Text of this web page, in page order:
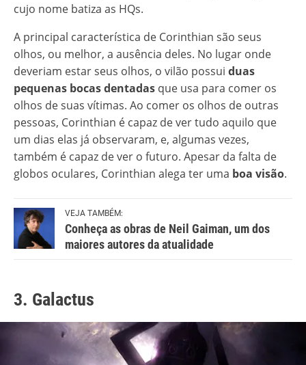
cujo nome batiza as HQs.
A principal característica de Corinthian são seus
olhos, ou melhor, a ausência deles. No lugar onde
deveriam estar seus olhos, o vilão possui duas
pequenas bocas dentadas que usa para comer os
olhos de suas vítimas. Ao comer os olhos de outras
pessoas, Corinthian é capaz de ver tudo aquilo que
um dias elas já observaram, e, algumas vezes,
também é capaz de ver o futuro. Apesar da falta de
globos oculares, Corinthian alega ter uma boa visão.
VEJA TAMBÉM:
Conheça as obras de Neil Gaiman, um dos
maiores autores da atualidade
3. Galactus